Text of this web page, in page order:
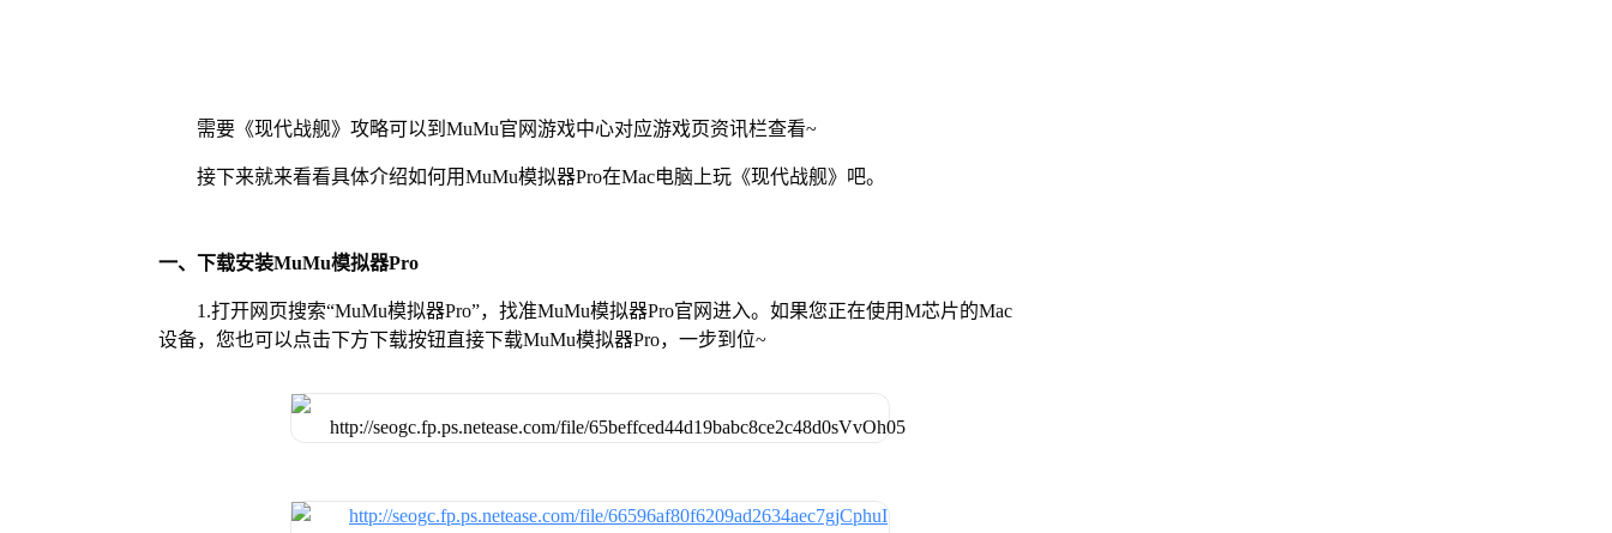
需要《现代战舰》攻略可以到MuMu官网游戏中心对应游戏页资讯栏查看~
接下来就来看看具体介绍如何用MuMu模拟器Pro在Mac电脑上玩《现代战舰》吧。
一、下载安装MuMu模拟器Pro
1.打开网页搜索“MuMu模拟器Pro”，找准MuMu模拟器Pro官网进入。如果您正在使用M芯片的Mac
设备，您也可以点击下方下载按钮直接下载MuMu模拟器Pro，一步到位~